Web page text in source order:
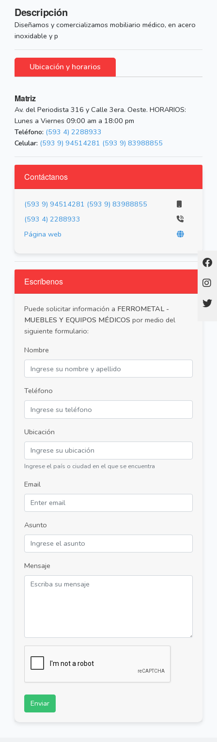
Descripción
Diseñamos y comercializamos mobiliario médico, en acero
inoxidable y p
Ubicación y horarios
Matriz
Av. del Periodista 316 y Calle 3era. Oeste. HORARIOS:
Lunes a Viernes 09:00 am a 18:00 pm
Teléfono: (593 4) 2288933
Celular: (593 9) 94514281 (593 9) 83988855
Contáctanos
(593 9) 94514281 (593 9) 83988855
(593 4) 2288933
Página web
Escríbenos
Puede solicitar información a FERROMETAL -
MUEBLES Y EQUIPOS MÉDICOS por medio del
siguiente formulario:
Nombre
Teléfono
Ubicación
Ingrese el país o ciudad en el que se encuentra
Email
Asunto
Mensaje
Enviar